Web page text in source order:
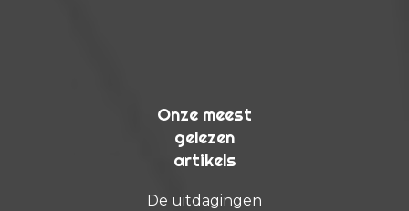
Onze meest
gelezen
artikels
De uitdagingen